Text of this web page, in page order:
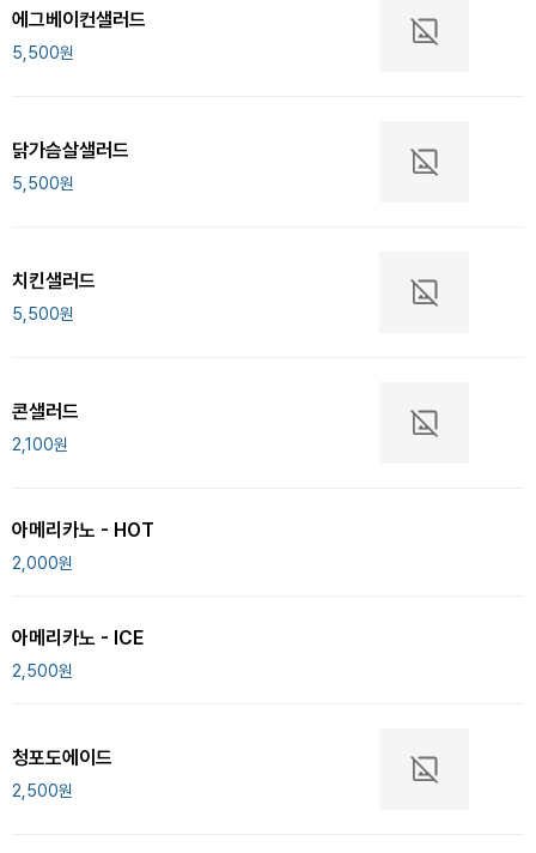
에그베이컨샐러드
5,500원
닭가슴살샐러드
5,500원
치킨샐러드
5,500원
콘샐러드
2,100원
아메리카노 - HOT
2,000원
아메리카노 - ICE
2,500원
청포도에이드
2,500원